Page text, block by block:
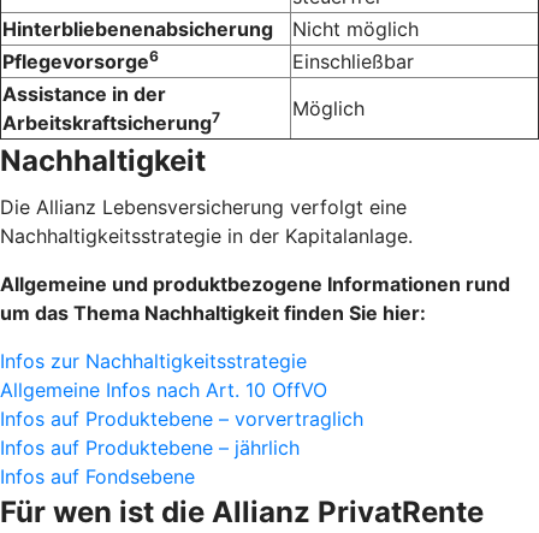
Hinterbliebenenabsicherung
Nicht möglich
Pflegevorsorge6
Einschließbar
Assistance in der
Arbeitskraftsicherung7 Möglich
Nachhaltigkeit
Die Allianz Lebensversicherung verfolgt eine
Nachhaltigkeitsstrategie in der Kapitalanlage.
Allgemeine und produktbezogene Informationen rund
um das Thema Nachhaltigkeit finden Sie hier:
Infos zur Nachhaltigkeitsstrategie
Allgemeine Infos nach Art. 10 OffVO
Infos auf Produktebene – vorvertraglich
Infos auf Produktebene – jährlich
Infos auf Fondsebene
Für wen ist die Allianz Privat­Rente